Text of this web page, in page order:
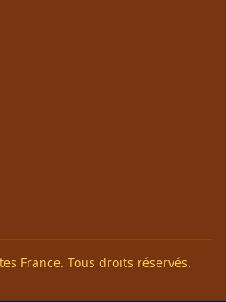
France. Tous droits réservés.